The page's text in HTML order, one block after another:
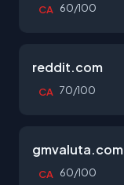
CA 60/100
reddit.com
CA 70/100
gmvaluta.com
CA 60/100